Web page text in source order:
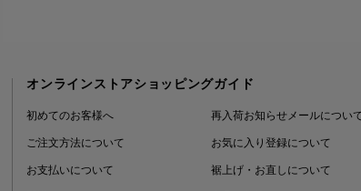
オンラインストアショッピングガイド
初めてのお客様へ
ご注文方法について
お支払いについて
再入荷お知らせメールについて
お気に入り登録について
裾上げ・お直しについて